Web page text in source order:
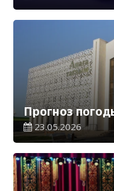
Прогноз
23.05.2026